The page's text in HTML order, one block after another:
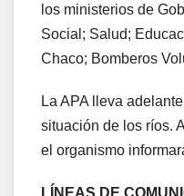
los ministerios de
Social; Salud;
Chaco; Bomberos
La APA lleva
situación de los ríos.
el organismo
LÍNEAS DE